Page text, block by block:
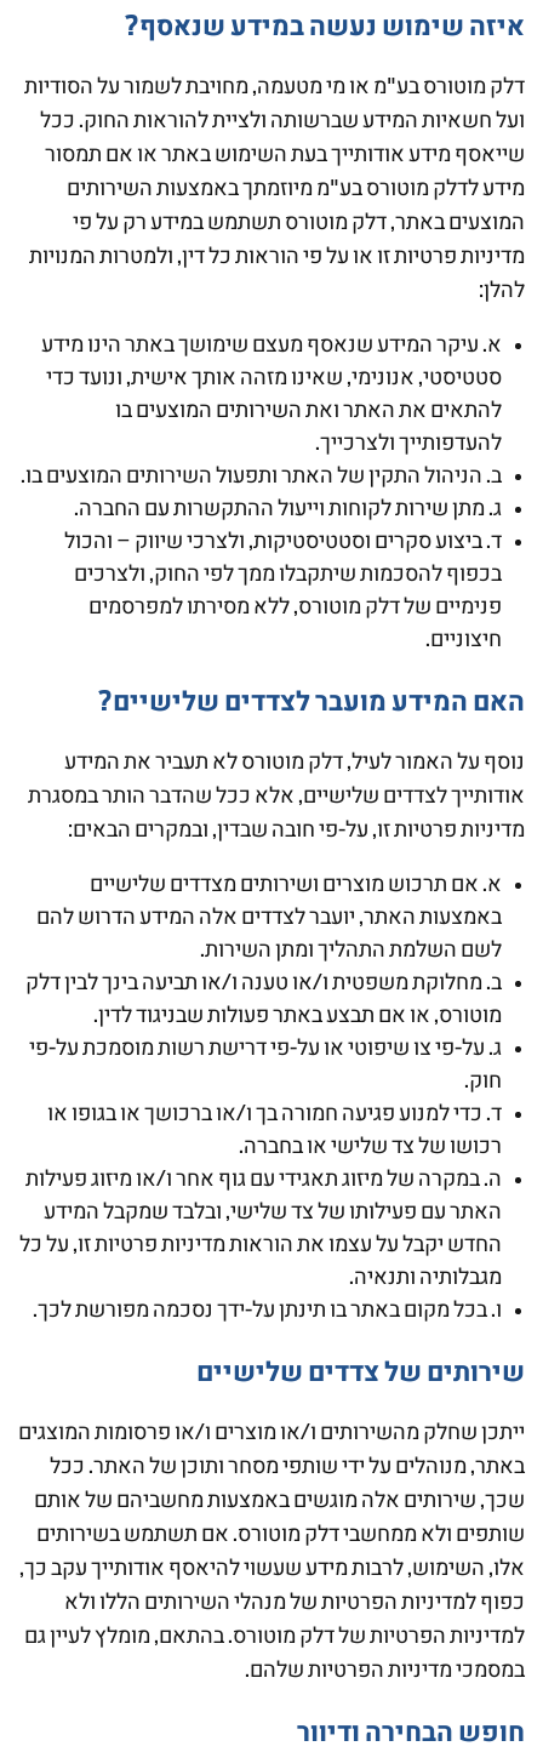
איזה שימוש נעשה במידע שנאסף?
דלק מוטורס בע"מ או מי מטעמה, מחויבת לשמור על הסודיות
ועל חשאיות המידע שברשותה ולציית להוראות החוק. ככל
שייאסף מידע אודותייך בעת השימוש באתר או אם תמסור
מידע לדלק מוטורס בע"מ מיוזמתך באמצעות השירותים
המוצעים באתר, דלק מוטורס תשתמש במידע רק על פי
מדיניות פרטיות זו או על פי הוראות כל דין, ולמטרות המנויות
להלן:
א. עיקר המידע שנאסף מעצם שימושך באתר הינו מידע
סטטיסטי, אנונימי, שאינו מזהה אותך אישית, ונועד כדי
להתאים את האתר ואת השירותים המוצעים בו
להעדפותייך ולצרכייך.
ב. הניהול התקין של האתר ותפעול השירותים המוצעים בו.
ג. מתן שירות לקוחות וייעול ההתקשרות עם החברה.
ד. ביצוע סקרים וסטטיסטיקות, ולצרכי שיווק – והכול
בכפוף להסכמות שיתקבלו ממך לפי החוק, ולצרכים
פנימיים של דלק מוטורס, ללא מסירתו למפרסמים
חיצוניים.
האם המידע מועבר לצדדים שלישיים?
נוסף על האמור לעיל, דלק מוטורס לא תעביר את המידע
אודותייך לצדדים שלישיים, אלא ככל שהדבר הותר במסגרת
מדיניות פרטיות זו, על-פי חובה שבדין, ובמקרים הבאים:
א. אם תרכוש מוצרים ושירותים מצדדים שלישיים
באמצעות האתר, יועבר לצדדים אלה המידע הדרוש להם
לשם השלמת התהליך ומתן השירות.
ב. מחלוקת משפטית ו/או טענה ו/או תביעה בינך לבין דלק
מוטורס, או אם תבצע באתר פעולות שבניגוד לדין.
ג. על-פי צו שיפוטי או על-פי דרישת רשות מוסמכת על-פי
חוק.
ד. כדי למנוע פגיעה חמורה בך ו/או ברכושך או בגופו או
רכושו של צד שלישי או בחברה.
ה. במקרה של מיזוג תאגידי עם גוף אחר ו/או מיזוג פעילות
האתר עם פעילותו של צד שלישי, ובלבד שמקבל המידע
החדש יקבל על עצמו את הוראות מדיניות פרטיות זו, על כל
מגבלותיה ותנאיה.
ו. בכל מקום באתר בו תינתן על-ידך נסכמה מפורשת לכך.
שירותים של צדדים שלישיים
ייתכן שחלק מהשירותים ו/או מוצרים ו/או פרסומות המוצגים
באתר, מנוהלים על ידי שותפי מסחר ותוכן של האתר. ככל
שכך, שירותים אלה מוגשים באמצעות מחשביהם של אותם
שותפים ולא ממחשבי דלק מוטורס. אם תשתמש בשירותים
אלו, השימוש, לרבות מידע שעשוי להיאסף אודותייך עקב כך,
כפוף למדיניות הפרטיות של מנהלי השירותים הללו ולא
למדיניות הפרטיות של דלק מוטורס. בהתאם, מומלץ לעיין גם
במסמכי מדיניות הפרטיות שלהם.
חופש הבחירה ודיוור